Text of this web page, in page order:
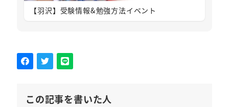
【羽沢】受験情報&勉強方法イベント
この記事を書いた人